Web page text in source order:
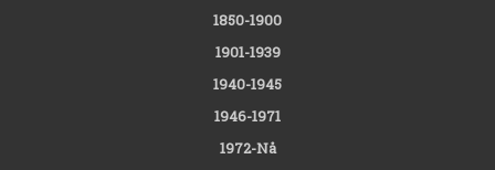
1850-1900
1901-1939
1940-1945
1946-1971
1972-Nå